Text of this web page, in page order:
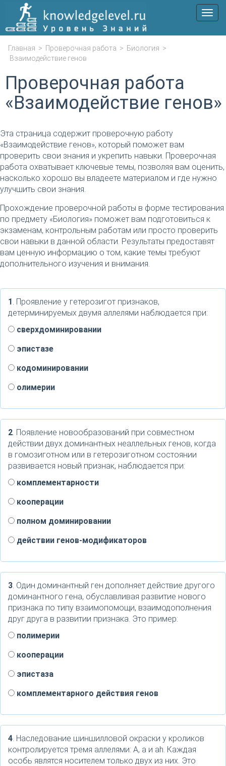
Меню
Главная > Проверочная работа > Биология >
Взаимодействие генов
Проверочная работа
«Взаимодействие генов»
Эта страница содержит проверочную работу
«Взаимодействие генов», который поможет вам
проверить свои знания и укрепить навыки. Проверочная
работа охватывает ключевые темы, позволяя вам оценить,
насколько хорошо вы владеете материалом и где нужно
улучшить свои знания.
Прохождение проверочной работы в форме тестирования
по предмету «Биология» поможет вам подготовиться к
экзаменам, контрольным работам или просто проверить
свои навыки в данной области. Результаты предоставят
вам ценную информацию о том, какие темы требуют
дополнительного изучения и внимания.
1. Проявление у гетерозигот признаков,
детерминируемых двумя аллелями наблюдается при:
сверхдоминировании
эпистазе
кодоминировании
олимерии
2. Появление новообразований при совместном
действии двух доминантных неаллельных генов, когда
в гомозиготном или в гетерозиготном состоянии
развивается новый признак, наблюдается при:
комплементарности
кооперации
полном доминировании
действии генов-модификаторов
3. Один доминантный ген дополняет действие другого
доминантного гена, обуславливая развитие нового
признака по типу взаимопомощи, взаимодополнения
друг друга в развитии признака. Это пример:
полимерии
кооперации
эпистаза
комплементарного действия генов
4. Наследование шиншилловой окраски у кроликов
контролируется тремя аллелями: А, а и аh. Каждая
особь являтся носителем только двух из них. Это